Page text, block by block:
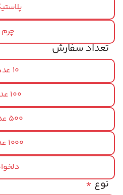
چرم
تعداد سفارش
10 عدد
100 عدد
500 عدد
1000 عدد
*نوع